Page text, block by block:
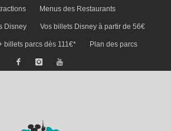
Menus des Restaurants
Disney Vos billets Disney à partir de 56€
billets parcs dès 111€* Plan des parcs